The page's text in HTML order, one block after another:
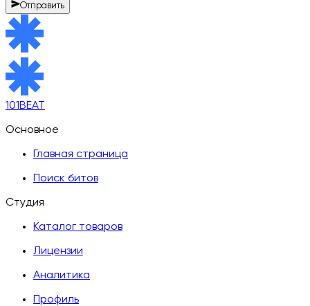
Отправить
101BEAT
Основное
Главная страница
Поиск битов
Студия
Каталог товаров
Лицензии
Аналитика
Профиль